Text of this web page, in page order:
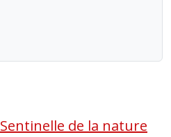
de la nature